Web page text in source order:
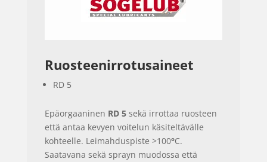
Ruosteenirrotusaineet
RD 5
Epäorgaaninen RD 5 sekä irrottaa ruosteen
että antaa kevyen voitelun käsiteltävälle
kohteelle. Leimahduspiste >100°C.
Saatavana sekä sprayn muodossa että